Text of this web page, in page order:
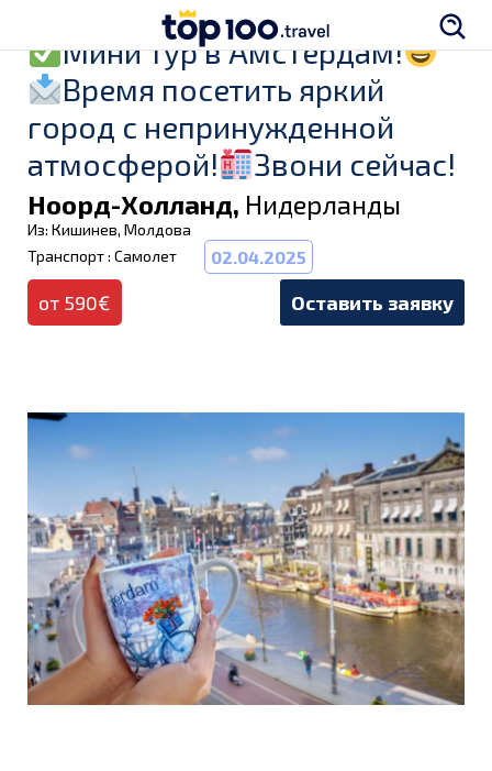
Мини тур в Амстердам!
Время посетить яркий
город с непринужденной
атмосферой!
Звони сейчас!
Ноорд-Холланд, Нидерланды
Из: Кишинев, Молдова
Транспорт : Самолет
02.04.2025
от 590€ Оставить заявку